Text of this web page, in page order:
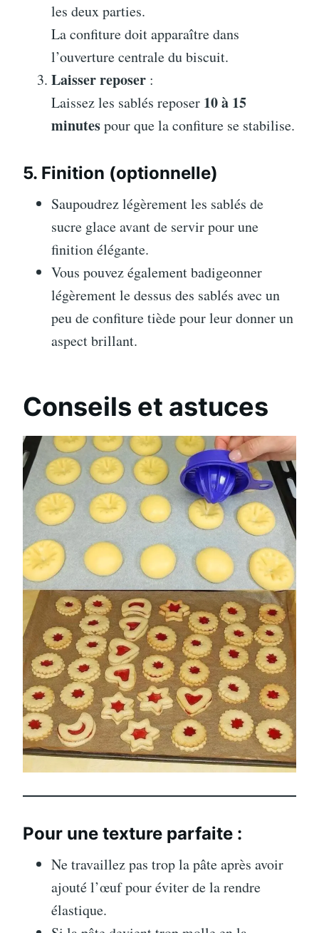
les deux parties.
La confiture doit apparaître dans
l’ouverture centrale du biscuit.
Laisser reposer :
Laissez les sablés reposer 10 à 15
minutespour que la confiture se stabilise.
5. Finition (optionnelle)
Saupoudrez légèrement les sablés de
sucre glace avant de servir pour une
finition élégante.
Vous pouvez également badigeonner
légèrement le dessus des sablés avec un
peu de confiture tiède pour leur donner un
aspect brillant.
Conseils et astuces
Pour une texture parfaite :
Ne travaillez pas trop la pâte après avoir
ajouté l’œuf pour éviter de la rendre
élastique.